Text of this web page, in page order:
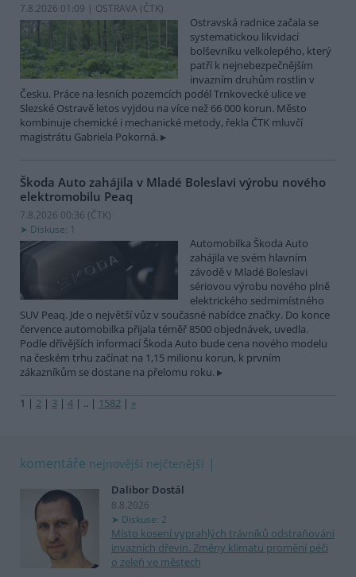
7.8.2026 01:09 | OSTRAVA (ČTK)
Ostravská radnice začala se
systematickou likvidací
bolševníku velkolepého, který
patří k nejnebezpečnějším
invazním druhům rostlin v
Česku. Práce na lesních pozemcích podél Trnkovecké ulice ve
Slezské Ostravě letos vyjdou na více než 66 000 korun. Město
kombinuje chemické i mechanické metody, řekla ČTK mluvčí
magistrátu Gabriela Pokorná.
Škoda Auto zahájila v Mladé Boleslavi výrobu nového
elektromobilu Peaq
7.8.2026 00:36 (ČTK)
Diskuse: 1
Automobilka Škoda Auto
zahájila ve svém hlavním
závodě v Mladé Boleslavi
sériovou výrobu nového plně
elektrického sedmimístného
SUV Peaq. Jde o největší vůz v současné nabídce značky. Do konce
července automobilka přijala téměř 8500 objednávek, uvedla.
Podle dřívějších informací Škoda Auto bude cena nového modelu
na českém trhu začínat na 1,15 milionu korun, k prvním
zákazníkům se dostane na přelomu roku.
1 | 2 | 3 | 4 | .. | 1582 | »
komentáře nejnovější nejčtenější
Dalibor Dostál
8.8.2026
Diskuse: 2
Místo kosení vyprahlých trávníků odstraňování
invazních dřevin. Změny klimatu promění péči
o zeleň ve městech